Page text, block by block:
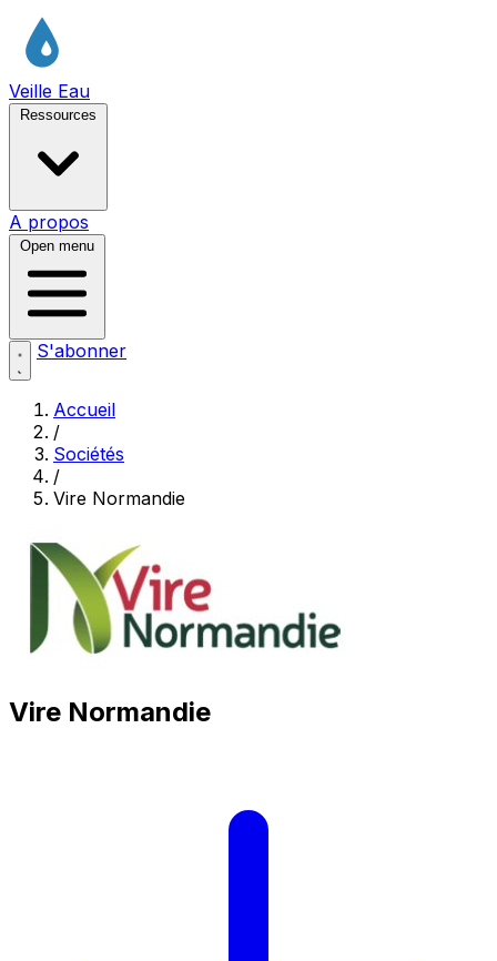
Veille Eau
Ressources
A propos
Open menu
S'abonner
Accueil
/
Sociétés
/
Vire Normandie
Vire Normandie